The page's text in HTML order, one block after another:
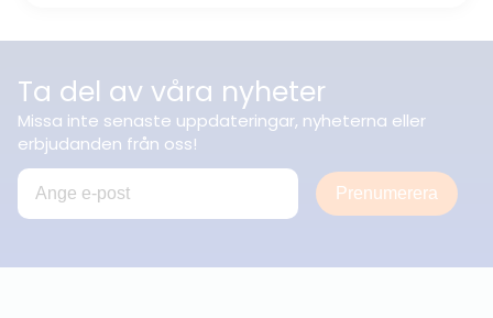
Ta del av våra nyheter
Missa inte senaste uppdateringar, nyheterna eller
erbjudanden från oss!
Prenumerera